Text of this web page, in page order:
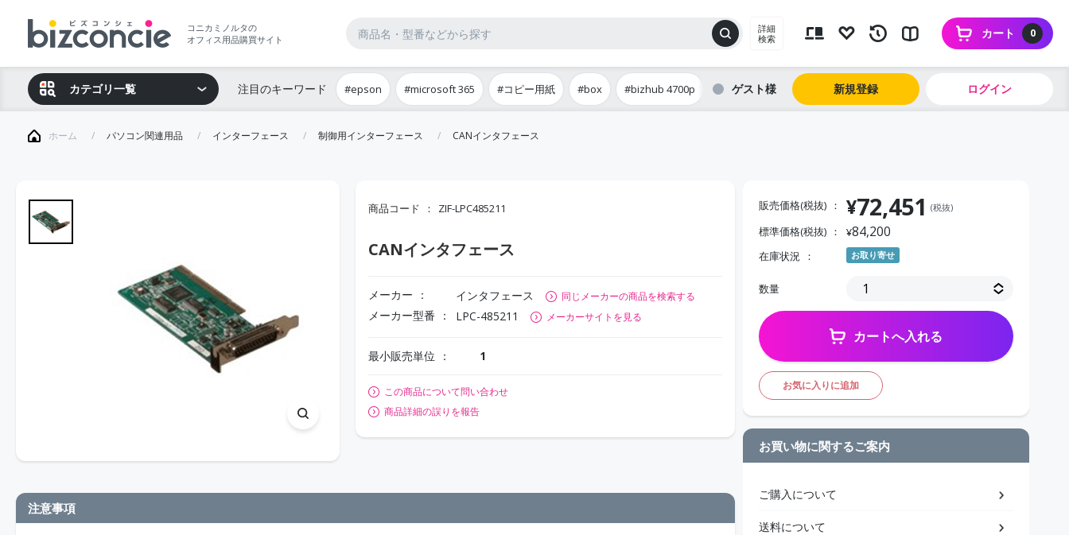
コニカミノルタの
オフィス用品購買サイト
詳細
検索
0
カート
カテゴリ一覧 注目のキーワード #epson #microsoft 365 #コピー用紙 #box #bizhub 4700p ゲスト 新規登録 ログイン
ホーム パソコン関連用品 インターフェース 制御用インターフェース CANインタフェース
商品コード ZIF-LPC485211
CANインタフェース
メーカー インタフェース 同じメーカーの商品を検索する
メーカー型番 LPC-485211 メーカーサイトを見る
最小販売単位 1
この商品について問い合わせ
商品詳細の誤りを報告
注意事項
販売価格(税抜) ¥72,451 (税抜)
標準価格(税抜) ¥84,200
在庫状況 お取り寄せ
数量
カートへ入れる
お気に入りに追加
お買い物に関するご案内
ご購入について
送料について